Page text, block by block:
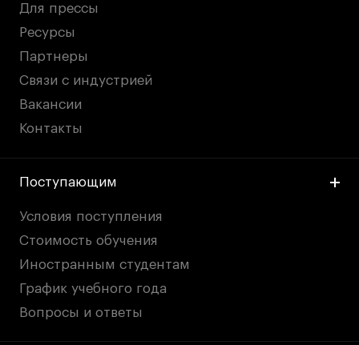
© 2026 БВШД
Политика конфиденциальности
Публичная оферта
Условия возврата
Кредит на образование с господдержкой
Университет»
Для прессы
Ресурсы
Партнеры
Связи с индустрией
Вакансии
Контакты
Поступающим
Условия поступления
Стоимость обучения
Иностранным студентам
График учебного года
Вопросы и ответы